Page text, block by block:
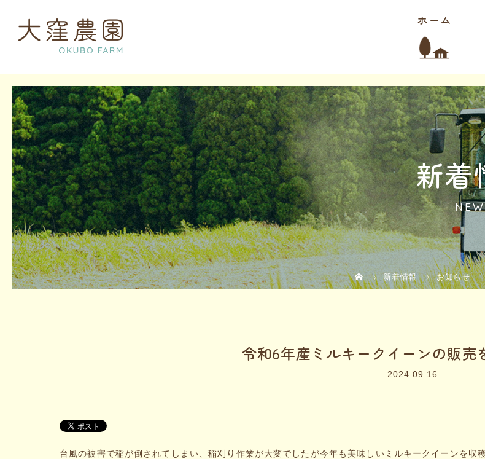
ホーム
新着
新着情報 お知らせ
令和6年産ミルキークイーンの販売
2024.09.16
台風の被害で稲が倒されてしまい、稲刈り作業が大変でしたが今年も美味しいミルキークイーンを収